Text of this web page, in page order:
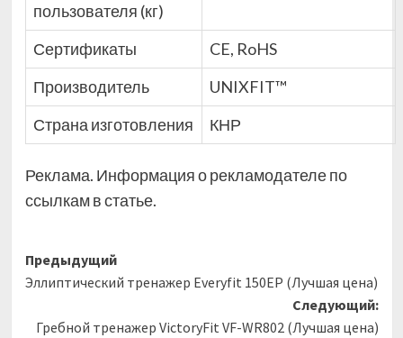
пользователя (кг)
Сертификаты
CE, RoHS
Производитель
UNIXFIT™
Страна изготовления
КНР
Реклама. Информация о рекламодателе по
ссылкам в статье.
Навигация
записи
Предыдущий
Эллиптический тренажер Everyfit 150EP (Лучшая цена)
Следующий:
Гребной тренажер VictoryFit VF-WR802 (Лучшая цена)